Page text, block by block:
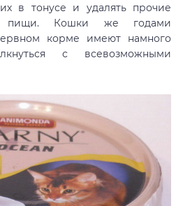
в тонусе и удалять прочие
пищи. Кошки же годами
корме имеют намного
с всевозможными